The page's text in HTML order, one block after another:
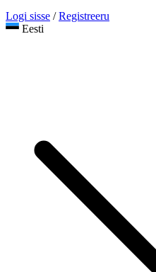
Logi sisse / Registreeru
Eesti